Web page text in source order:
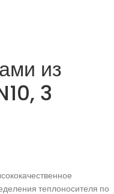
из
3
теплоносителя по